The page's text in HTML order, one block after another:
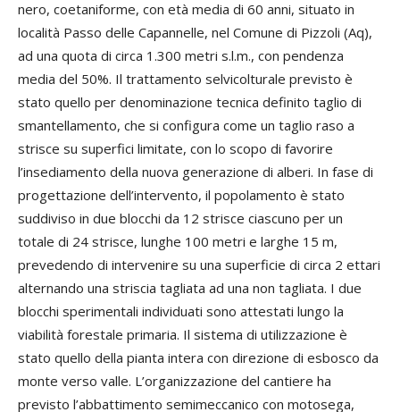
nero, coetaniforme, con età media di 60 anni, situato in
località Passo delle Capannelle, nel Comune di Pizzoli (Aq),
ad una quota di circa 1.300 metri s.l.m., con pendenza
media del 50%. Il trattamento selvicolturale previsto è
stato quello per denominazione tecnica definito taglio di
smantellamento, che si configura come un taglio raso a
strisce su superfici limitate, con lo scopo di favorire
l’insediamento della nuova generazione di alberi. In fase di
progettazione dell’intervento, il popolamento è stato
suddiviso in due blocchi da 12 strisce ciascuno per un
totale di 24 strisce, lunghe 100 metri e larghe 15 m,
prevedendo di intervenire su una superficie di circa 2 ettari
alternando una striscia tagliata ad una non tagliata. I due
blocchi sperimentali individuati sono attestati lungo la
viabilità forestale primaria. Il sistema di utilizzazione è
stato quello della pianta intera con direzione di esbosco da
monte verso valle. L’organizzazione del cantiere ha
previsto l’abbattimento semimeccanico con motosega,